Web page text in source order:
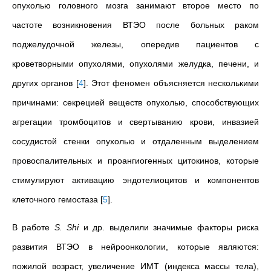
опухолью головного мозга занимают второе место по
частоте возникновения ВТЭО после больных раком
поджелудочной железы, опередив пациентов с
кроветворными опухолями, опухолями желудка, печени, и
других органов [4] . Этот феномен объясняется несколькими
причинами: секрецией веществ опухолью, способствующих
агрегации тромбоцитов и свертыванию крови, инвазией
сосудистой стенки опухолью и отдаленным выделением
провоспалительных и проангиогенных цитокинов, которые
стимулируют активацию эндотелиоцитов и компонентов
клеточного гемостаза [5]
В работе S. Shiи др. выделили значимые факторы риска
развития ВТЭО в нейроонкологии, которые являются:
пожилой возраст, увеличение ИМТ (индекса массы тела),